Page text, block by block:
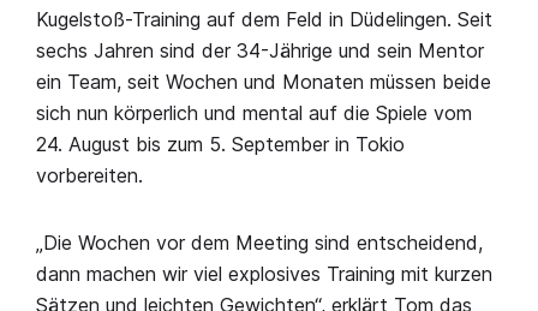
Kugelstoß-Training auf dem Feld in Düdelingen. Seit
sechs Jahren sind der 34-Jährige und sein Mentor
ein Team, seit Wochen und Monaten müssen beide
sich nun körperlich und mental auf die Spiele vom
24. August bis zum 5. September in Tokio
vorbereiten.
„Die Wochen vor dem Meeting sind entscheidend,
dann machen wir viel explosives Training mit kurzen
Sätzen und leichten Gewichten“, erklärt Tom das